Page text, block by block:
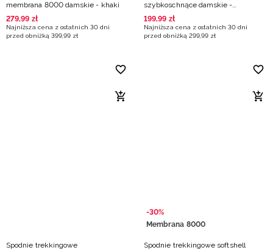
membrana 8000 damskie - khaki
279,99 zł
Najniższa cena z ostatnich 30 dni
przed obniżką 399,99 zł
szybkoschnące damskie -
turkusowe
199,99 zł
Najniższa cena z ostatnich 30 dni
przed obniżką 299,99 zł
Spodnie trekkingowe
-30%
Membrana 8000
Spodnie trekkingowe softshell